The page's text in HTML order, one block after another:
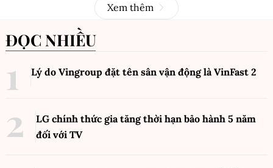
Xem thêm
ĐỌC NHIỀU
Lý do Vingroup đặt tên sân vận động là VinFast 2
LG chính thức gia tăng thời hạn bảo hành 5 năm
đối với TV